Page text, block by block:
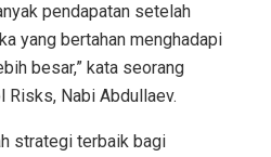
pendapatan setelah
yang bertahan menghadapi
besar,” kata seorang
Nabi Abdullaev.
strategi terbaik bagi